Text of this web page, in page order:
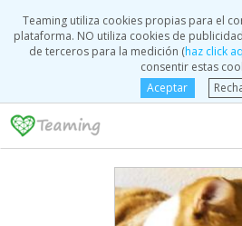
Teaming utiliza cookies propias para el
plataforma. NO utiliza cookies de
de terceros para la medición (haz click
consentir estas
Aceptar